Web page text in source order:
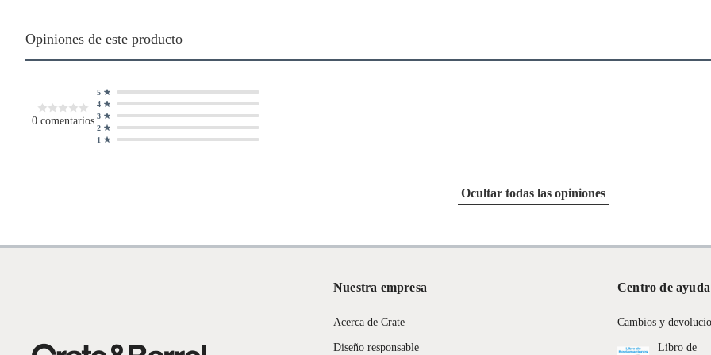
Plantas.
Baterías de auto.
Motocicletas y bicicletas motorizadas.
Licores y cigarros electrónicos.
Opiniones de este producto
0 comentarios
1
2
3
4
5
Ocultar todas las opiniones
Nuestra empresa
Acerca de Crate
Diseño responsable
Centro de ayuda
Cambios y
Libro de